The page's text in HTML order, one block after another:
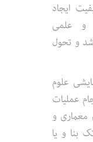
ایجاد
و علمی
و تحول
علوم
عملیات
معماری و
بنا و یا